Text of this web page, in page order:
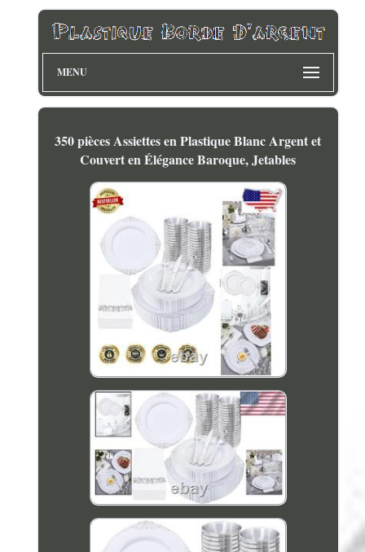
MENU
350 pièces Assiettes en Plastique Blanc Argent et
Couvert en Élégance Baroque, Jetables